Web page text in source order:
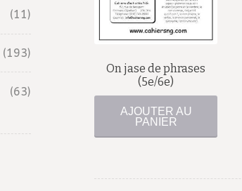
On jase de phrases
(5e/6e)
AJOUTER AU
PANIER
(11)
(193)
(63)